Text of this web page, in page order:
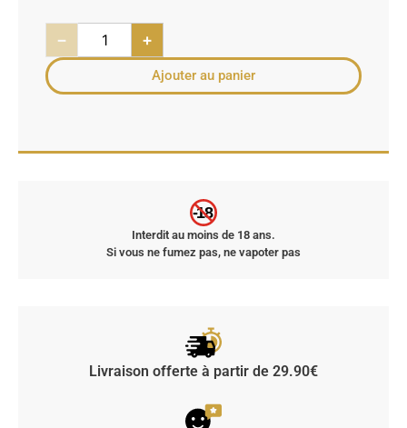
− +
Ajouter au panier
-18
Interdit au moins de 18 ans.
Si vous ne fumez pas, ne vapoter pas
Livraison offerte à partir de 29.90€